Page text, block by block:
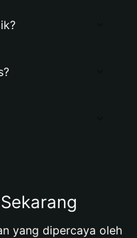
yang dipercaya oleh